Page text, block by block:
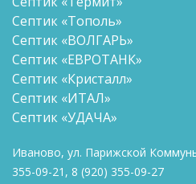
Септик «Тополь»
Септик «ВОЛГАРЬ»
Септик «ЕВРОТАНК»
Септик «Кристалл»
Септик «ИТАЛ»
Септик «УДАЧА»
Иваново, ул. Парижской
355-09-21 , 8 (920) 355-09-27